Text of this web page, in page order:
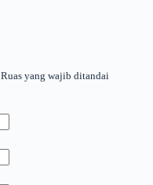
Ruas yang wajib ditandai